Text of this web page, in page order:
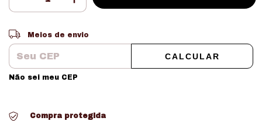
Entregas para o CEP:
Meios de envio
CALCULAR
Não sei meu CEP
Compra protegida